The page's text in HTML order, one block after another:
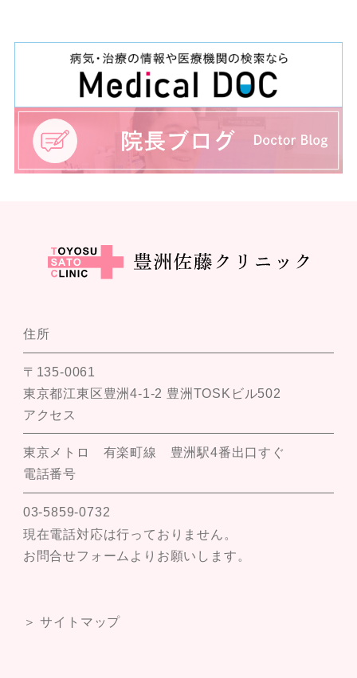
住所
〒135-0061
東京都江東区豊洲4-1-2 豊洲TOSKビル502
アクセス
東京メトロ 有楽町線 豊洲駅4番出口すぐ
電話番号
03-5859-0732
現在電話対応は行っておりません。
お問合せフォームよりお願いします。
＞ サイトマップ